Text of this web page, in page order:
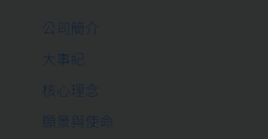
公司簡介
大事紀
核心理念
願景與使命